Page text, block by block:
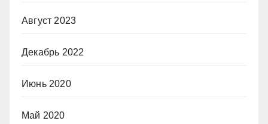
Август 2023
Декабрь 2022
Июнь 2020
Май 2020